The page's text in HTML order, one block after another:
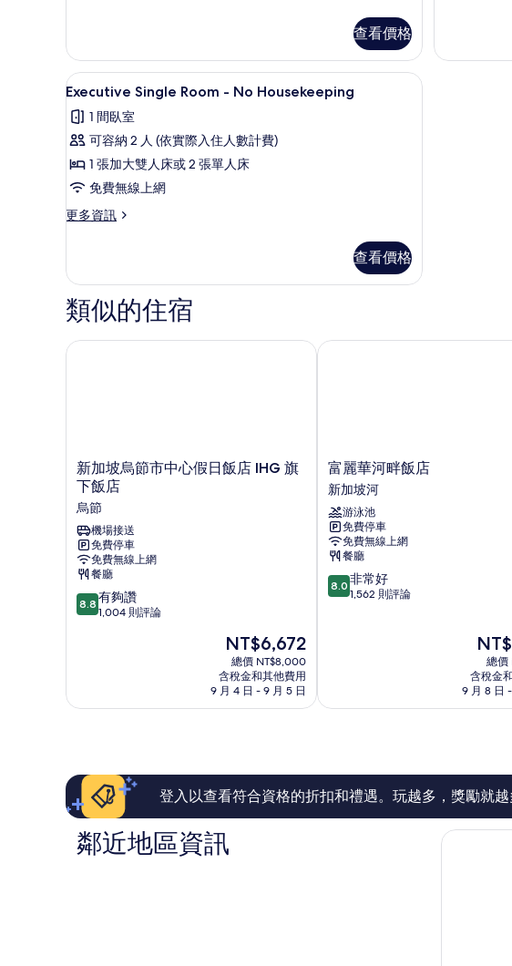
所
有
相
片
Room
No
的
詳
查看價格
所
Room
顯
示
Executive
Single
Room
-
No
所
有
相
片
客房內保險箱、書桌、隔音、熨斗/熨衣板
1
Executive Single Room - No Housekeeping
1 間臥室
可容納 2 人 (依實際入住人數計費)
1 張加大雙人床或 2 張單人床
免費無線上網
更多資訊
更
Room
-
No
Housekeeping
的
查看價格
類似的住宿
新
加
坡
烏
節
市
中
心
假
日
飯
新加坡烏節市中心假日飯店 IHG 旗
下飯店
烏節
機場接送
免費停車
免費無線上網
餐廳
8.8
分，
夠
評
8.8 有夠讚
1,004 則評論
現
在
價
格
為
NT$6,672
總價 NT$8,000
含稅金和其他費用
9 月 4 日 - 9 月 5 日
新加坡烏節市中心假日飯店 IHG 旗下飯店
富
麗
華
河
畔
飯
店
新
加
富麗華河畔飯店
新加坡河
游泳池
免費停車
免費無線上網
餐廳
8.0
分，
好，
論
8.0 非常好
1,562 則評論
現
在
價
格
為
總價
含稅金
9 月 8 日
富麗華河畔飯店
登入以查看符合資格的折扣和禮遇。玩越多，獎勵就越
鄰近地區資訊